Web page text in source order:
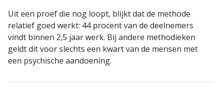
Uit een proef die nog loopt, blijkt dat de methode
relatief goed werkt: 44 procent van de deelnemers
vindt binnen 2,5 jaar werk. Bij andere methodieken
geldt dit voor slechts een kwart van de mensen met
een psychische aandoening.